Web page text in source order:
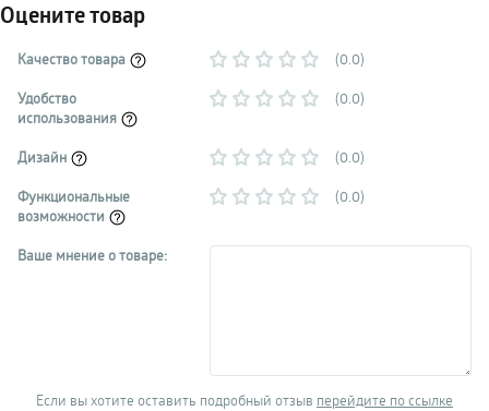
Оцените товар
Качество товара
(0.0)
Удобство
использования
(0.0)
Дизайн
(0.0)
Функциональные
возможности
(0.0)
Ваше мнение о товаре:
Если вы хотите оставить подробный отзыв перейдите по ссылке